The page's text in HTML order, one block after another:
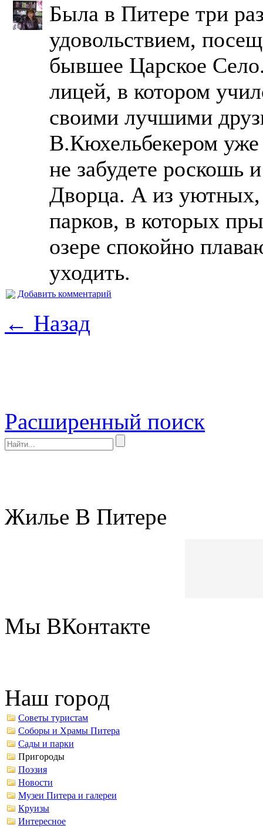
Была в Питере три
удовольствием,
бывшее Царское
лицей, в котором
своими лучшими
В.Кюхельбекером
не забудете роскошь
Дворца. А из
парков, в которых
озере спокойно
уходить.
Добавить комментарий
← Назад
Расширенный поиск
Жилье В Питере
Мы ВКонтакте
Наш город
Советы туристам
Соборы и Храмы Питера
Сады и парки
Пригороды
Поэзия
Новости
Музеи Питера и галереи
Круизы
Интересное